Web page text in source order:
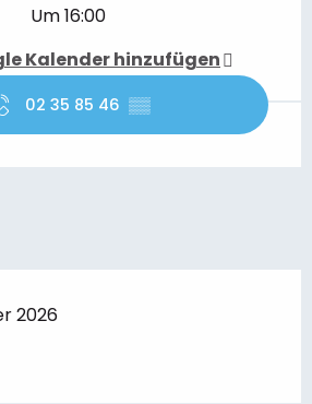
Um 16:00
Kalender hinzufügen
02 35 85 46 ▒▒
2026